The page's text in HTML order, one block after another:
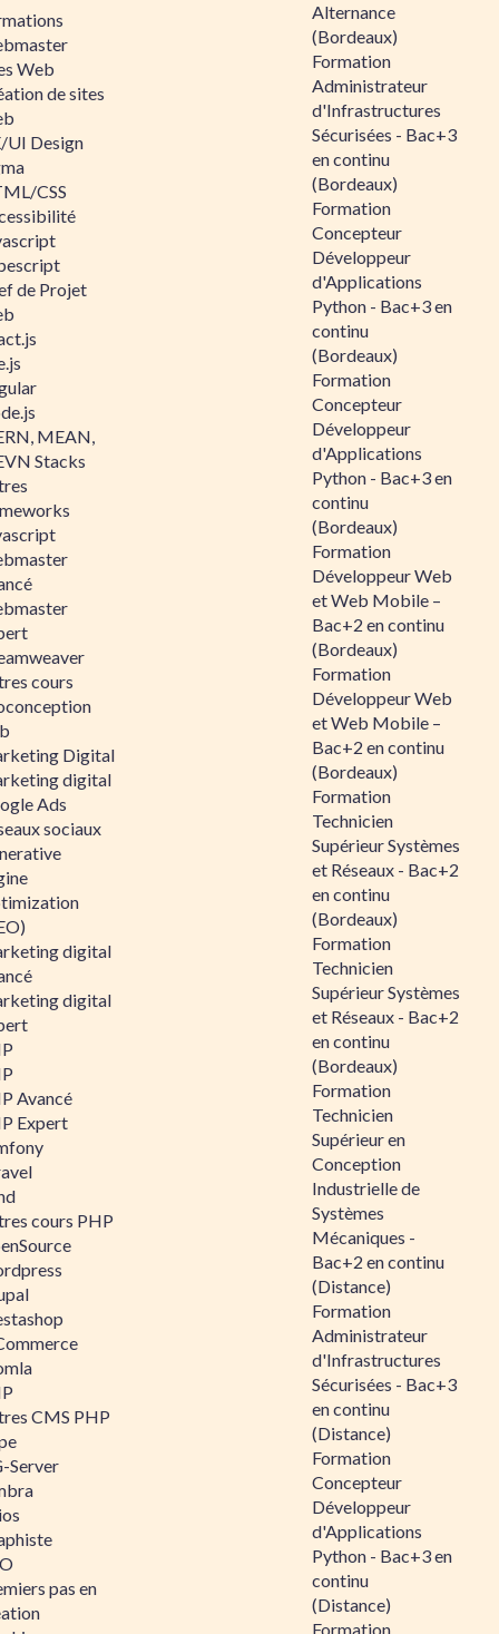
Web
de sites
UI Design
CSS
de Projet
MEAN,
Stacks
cours
Digital
digital
Ads
sociaux
digital
digital
Avancé
Expert
cours PHP
CMS PHP
Server
pas en
Alternance
(Bordeaux)
Formation
Administrateur
d'Infrastructures
Sécurisées - Bac+3
en continu
(Bordeaux)
Formation
Concepteur
Développeur
d'Applications
Python - Bac+3 en
continu
(Bordeaux)
Formation
Concepteur
Développeur
d'Applications
Python - Bac+3 en
continu
(Bordeaux)
Formation
Développeur Web
et Web Mobile –
Bac+2 en continu
(Bordeaux)
Formation
Développeur Web
et Web Mobile –
Bac+2 en continu
(Bordeaux)
Formation
Technicien
Supérieur Systèmes
et Réseaux - Bac+2
en continu
(Bordeaux)
Formation
Technicien
Supérieur Systèmes
et Réseaux - Bac+2
en continu
(Bordeaux)
Formation
Technicien
Supérieur en
Conception
Industrielle de
Systèmes
Mécaniques -
Bac+2 en continu
(Distance)
Formation
Administrateur
d'Infrastructures
Sécurisées - Bac+3
en continu
(Distance)
Formation
Concepteur
Développeur
d'Applications
Python - Bac+3 en
continu
(Distance)
Formation